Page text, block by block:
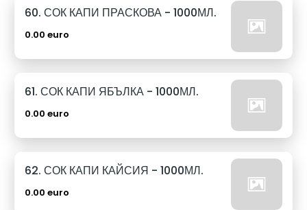
60. СОК КАПИ ПРАСКОВА - 1000МЛ.
0.00 euro
61. СОК КАПИ ЯБЪЛКА - 1000МЛ.
0.00 euro
62. СОК КАПИ КАЙСИЯ - 1000МЛ.
0.00 euro